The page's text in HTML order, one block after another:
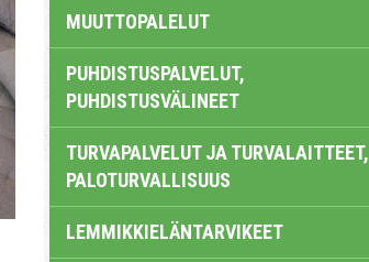
MUUTTOPALELUT
PUHDISTUSPALVELUT,
PUHDISTUSVÄLINEET
TURVAPALVELUT JA TURVALAITTEET,
PALOTURVALLISUUS
LEMMIKKIELÄNTARVIKEET